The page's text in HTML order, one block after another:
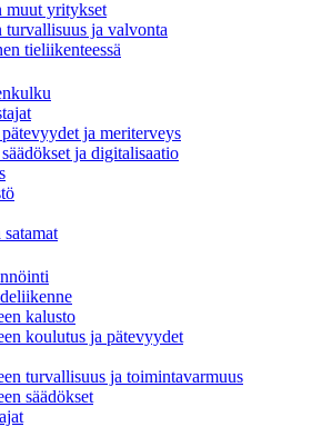
muut yritykset
turvallisuus ja valvonta
tieliikenteessä
ja meriterveys
ja digitalisaatio
kalusto
koulutus ja pätevyydet
turvallisuus ja toimintavarmuus
säädökset